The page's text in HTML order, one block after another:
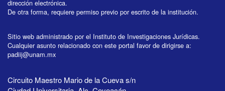
dirección electrónica.
De otra forma, requiere permiso previo por escrito de la institución.
Sitio web administrado por el Instituto de Investigaciones Jurídicas.
Cualquier asunto relacionado con este portal favor de dirigirse a:
padiij@unam.mx
Circuito Maestro Mario de la Cueva s/n